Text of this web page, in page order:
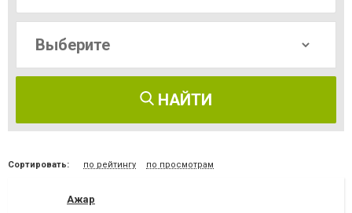
НАЙТИ
Сортировать: по рейтингу по просмотрам
Ажар